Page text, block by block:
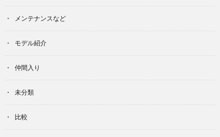
メンテナンスなど
モデル紹介
仲間入り
未分類
比較